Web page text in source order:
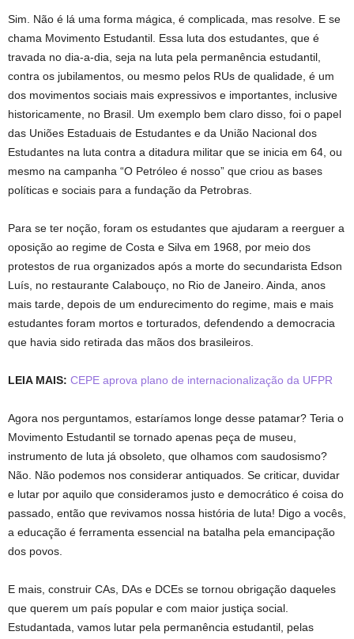
Sim. Não é lá uma forma mágica, é complicada, mas resolve. E se
chama Movimento Estudantil. Essa luta dos estudantes, que é
travada no dia-a-dia, seja na luta pela permanência estudantil,
contra os jubilamentos, ou mesmo pelos RUs de qualidade, é um
dos movimentos sociais mais expressivos e importantes, inclusive
historicamente, no Brasil. Um exemplo bem claro disso, foi o papel
das Uniões Estaduais de Estudantes e da União Nacional dos
Estudantes na luta contra a ditadura militar que se inicia em 64, ou
mesmo na campanha “O Petróleo é nosso” que criou as bases
políticas e sociais para a fundação da Petrobras.
Para se ter noção, foram os estudantes que ajudaram a reerguer a
oposição ao regime de Costa e Silva em 1968, por meio dos
protestos de rua organizados após a morte do secundarista Edson
Luís, no restaurante Calabouço, no Rio de Janeiro. Ainda, anos
mais tarde, depois de um endurecimento do regime, mais e mais
estudantes foram mortos e torturados, defendendo a democracia
que havia sido retirada das mãos dos brasileiros.
LEIA MAIS: CEPE aprova plano de internacionalização da UFPR
Agora nos perguntamos, estaríamos longe desse patamar? Teria o
Movimento Estudantil se tornado apenas peça de museu,
instrumento de luta já obsoleto, que olhamos com saudosismo?
Não. Não podemos nos considerar antiquados. Se criticar, duvidar
e lutar por aquilo que consideramos justo e democrático é coisa do
passado, então que revivamos nossa história de luta! Digo a vocês,
a educação é ferramenta essencial na batalha pela emancipação
dos povos.
E mais, construir CAs, DAs e DCEs se tornou obrigação daqueles
que querem um país popular e com maior justiça social.
Estudantada, vamos lutar pela permanência estudantil, pelas